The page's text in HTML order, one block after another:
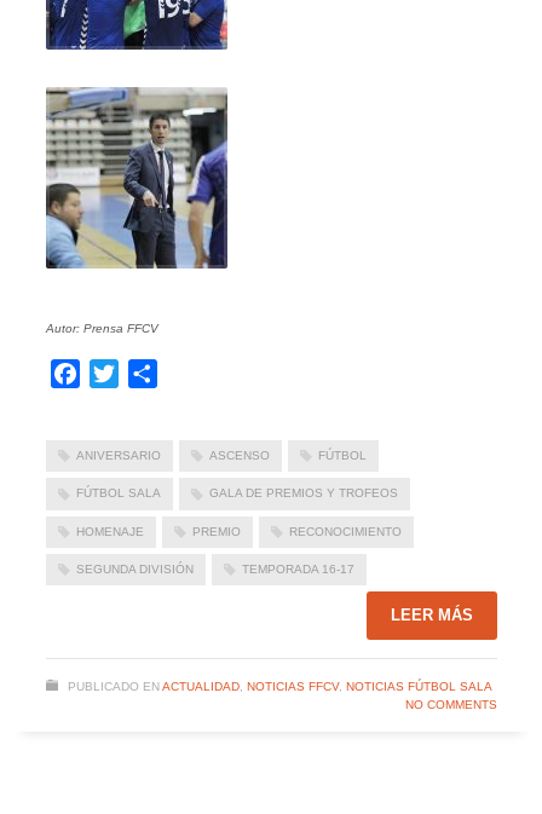
Autor: Prensa FFCV
Facebook
Twitter
ANIVERSARIO ASCENSO FÚTBOL
FÚTBOL SALA GALA DE PREMIOS Y TROFEOS
HOMENAJE PREMIO RECONOCIMIENTO
SEGUNDA DIVISIÓN TEMPORADA 16-17
LEER MÁS
PUBLICADO EN ACTUALIDAD, NOTICIAS FFCV, NOTICIAS FÚTBOL SALA
NO COMMENTS